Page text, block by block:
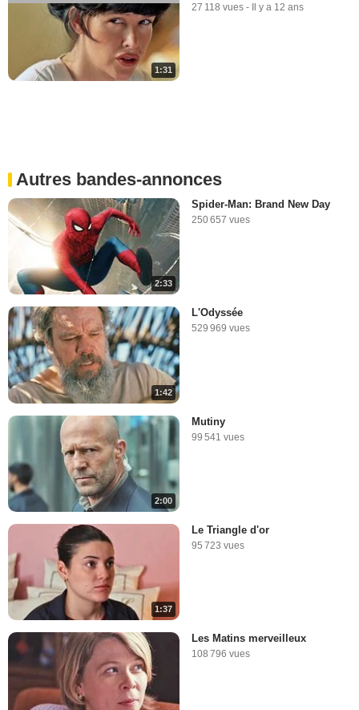
1:31
27 118 vues - Il y a 12 ans
Autres bandes-annonces
2:33
Spider-Man: Brand New Day
250 657 vues
1:42
L'Odyssée
529 969 vues
2:00
Mutiny
99 541 vues
1:37
Le Triangle d'or
95 723 vues
Les Matins merveilleux
108 796 vues